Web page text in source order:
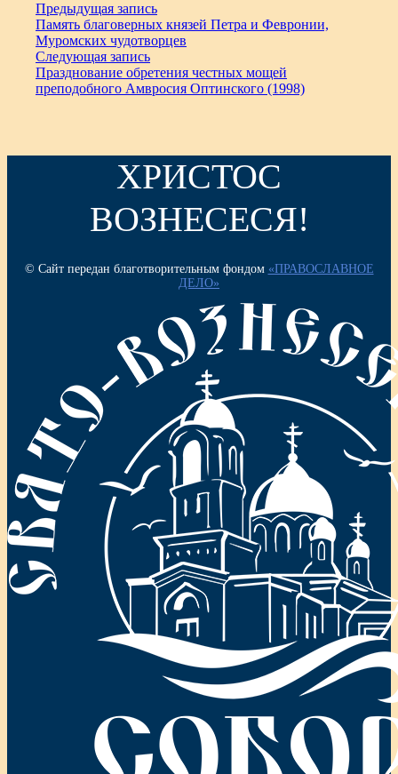
Предыдущая запись
Память благоверных князей Петра и Февронии,
Муромских чудотворцев
Следующая запись
Празднование обретения честных мощей
преподобного Амвросия Оптинского (1998)
ХРИСТОС
ВОЗНЕСЕСЯ!
© Сайт передан благотворительным фондом «ПРАВОСЛАВНОЕ
ДЕЛО»